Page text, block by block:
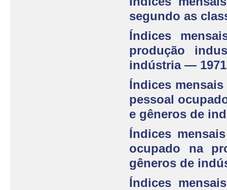
segundo as
Índices
produção
indústria —
Índices
pessoal
e gêneros de
Índices
ocupado na
gêneros de
Índices